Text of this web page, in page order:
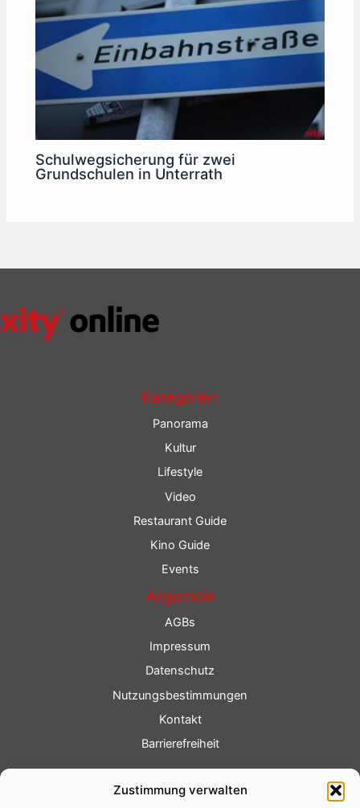
Zustimmung verwalten
Schulwegsicherung für zwei
Grundschulen in Unterrath
Kategorien
Panorama
Kultur
Lifestyle
Video
Restaurant Guide
Kino Guide
Events
Allgemein
AGBs
Impressum
Datenschutz
Nutzungsbestimmungen
Kontakt
Barrierefreiheit
Fotoservice